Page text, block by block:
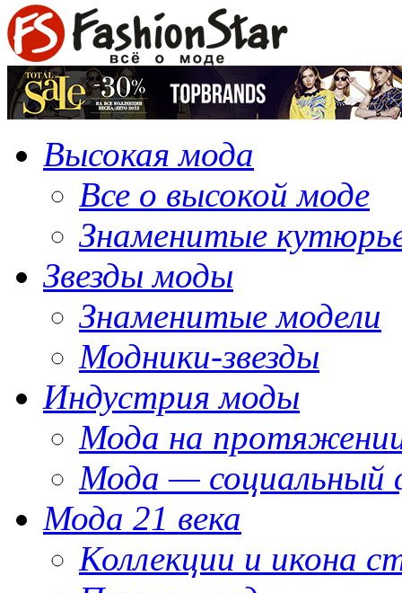
Высокая мода
Все о высокой моде
Знаменитые
Звезды моды
Знаменитые модели
Модники-звезды
Индустрия моды
Мода на
Мода — социальный
Мода 21 века
Коллекции и икона